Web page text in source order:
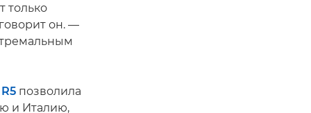
только
он. —
R5 позволила
и Италию,